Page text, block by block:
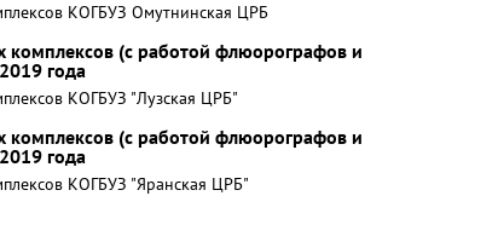
КОГБУЗ Омутнинская ЦРБ
комплексов (с работой флюорографов и
года
КОГБУЗ "Лузская ЦРБ"
комплексов (с работой флюорографов и
года
КОГБУЗ "Яранская ЦРБ"